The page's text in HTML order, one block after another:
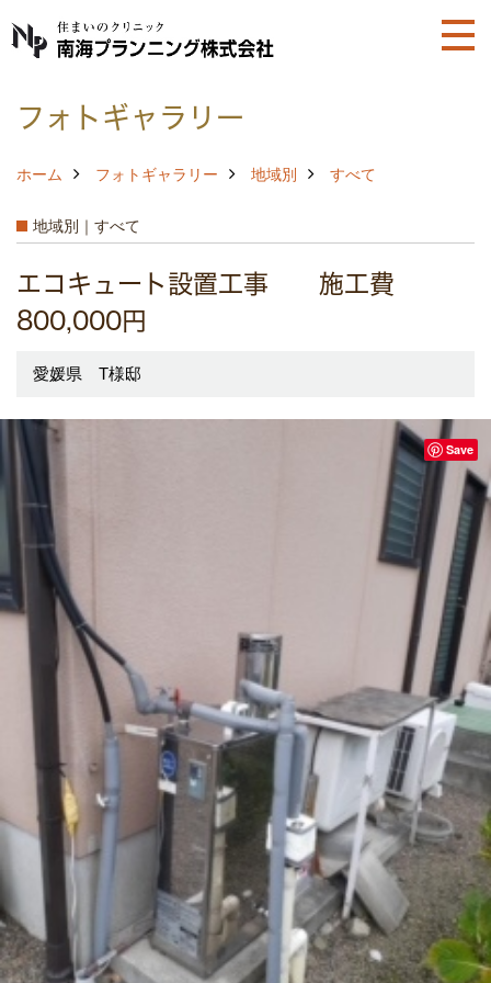
フォトギャラリー
ホーム フォトギャラリー 地域別 すべて
地域別｜すべて
エコキュート設置工事 施工費
800,000円
愛媛県 T様邸
Save